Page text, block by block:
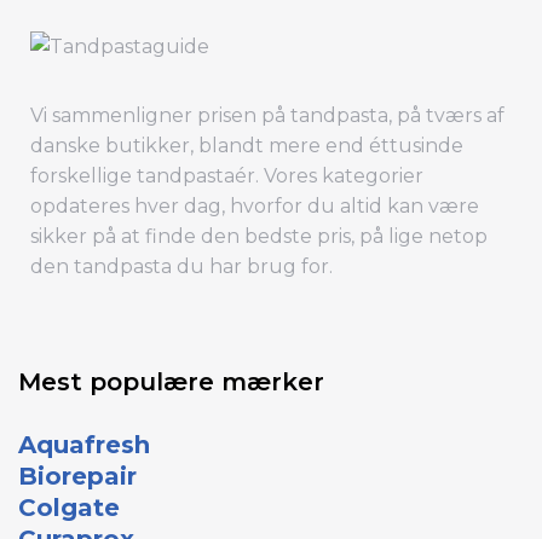
Vi sammenligner prisen på tandpasta, på tværs af
danske butikker, blandt mere end éttusinde
forskellige tandpastaér. Vores kategorier
opdateres hver dag, hvorfor du altid kan være
sikker på at finde den bedste pris, på lige netop
den tandpasta du har brug for.
Mest populære mærker
Aquafresh
Biorepair
Colgate